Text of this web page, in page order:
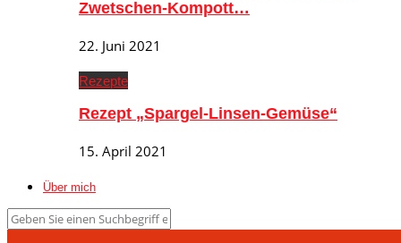
Zwetschen-Kompott…
22. Juni 2021
Rezepte
Rezept „Spargel-Linsen-Gemüse“
15. April 2021
Über mich